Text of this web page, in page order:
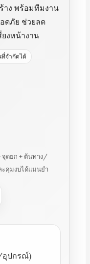
าง พร้อมทีมงาน
ดภัย ช่วยลด
งหน้างาน
จำกัดได้
จุดยก + ต้นทาง/
ะคุมงบได้แม่นยำ
ปกรณ์)